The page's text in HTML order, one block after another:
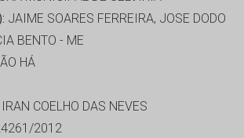
JAIME SOARES FERREIRA, JOSE DODO
BENTO - ME
HÁ
COELHO DAS NEVES
2012